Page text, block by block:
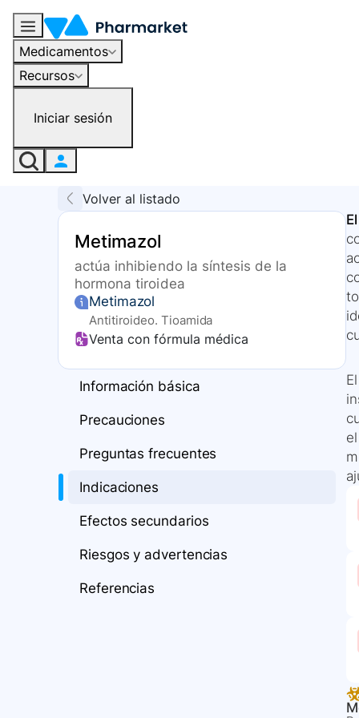
Medicamentos
Recursos
Iniciar sesión
Volver al listado
Metimazol
actúa inhibiendo la síntesis de la
hormona tiroidea
Metimazol
Antitiroideo. Tioamida
Venta con fórmula médica
Información básica
Precauciones
Preguntas frecuentes
Indicaciones
Efectos secundarios
Riesgos y advertencias
Referencias